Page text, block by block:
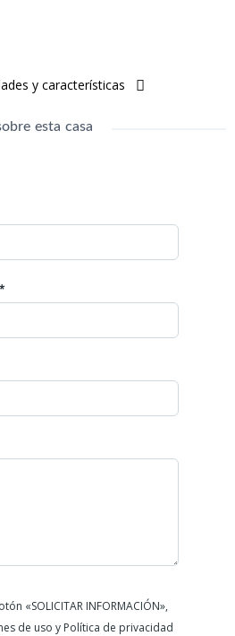
y características
esta casa
«SOLICITAR INFORMACIÓN»,
de uso y Política de privacidad